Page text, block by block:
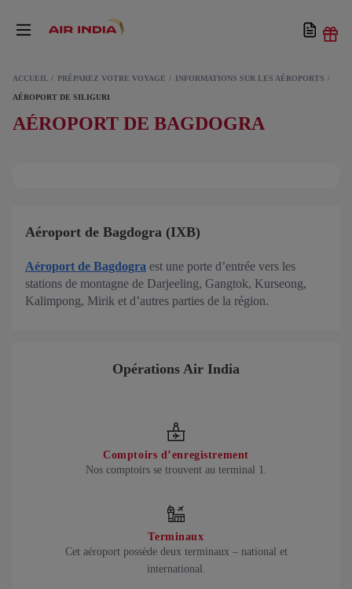
ACCUEIL PRÉPAREZ VOTRE VOYAGE INFORMATIONS SUR LES AÉROPORTS
AÉROPORT DE SILIGURI
AÉROPORT DE BAGDOGRA
Aéroport de Bagdogra (IXB)
Aéroport de Bagdogra est une porte d’entrée vers les
stations de montagne de Darjeeling, Gangtok, Kurseong,
Kalimpong, Mirik et d’autres parties de la région.
Opérations Air India
Comptoirs d’enregistrement
Nos comptoirs se trouvent au terminal 1.
Terminaux
Cet aéroport possède deux terminaux – national et
international.